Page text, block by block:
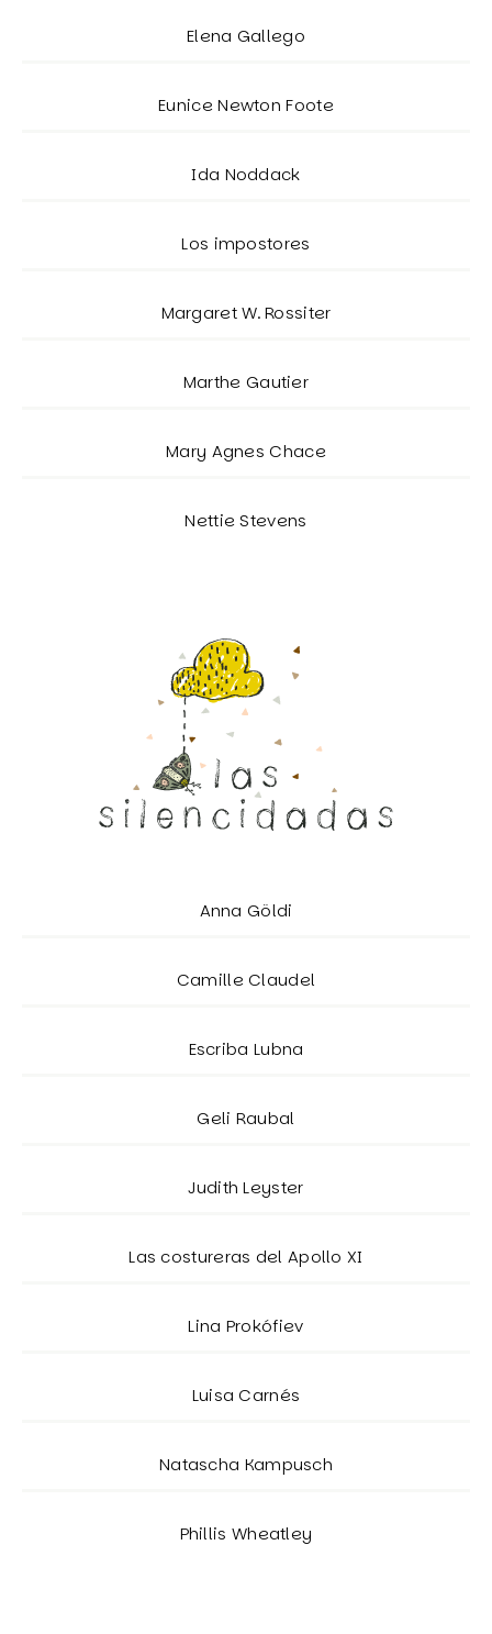
Elena Gallego
Eunice Newton Foote
Ida Noddack
Los impostores
Margaret W. Rossiter
Marthe Gautier
Mary Agnes Chace
Nettie Stevens
Anna Göldi
Camille Claudel
Escriba Lubna
Geli Raubal
Judith Leyster
Las costureras del Apollo XI
Lina Prokófiev
Luisa Carnés
Natascha Kampusch
Phillis Wheatley